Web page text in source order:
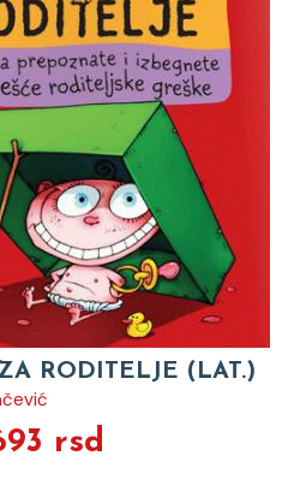
RODITELJE (LAT.)
rsd